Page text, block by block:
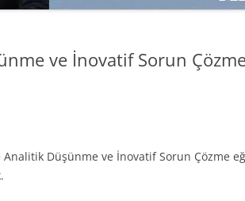
ve İnovatif Sorun
Analitik Düşünme ve İnovatif Sorun Çözme